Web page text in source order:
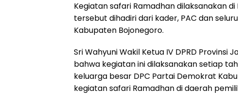
Kegiatan safari Ramadhan dilaksanakan
tersebut dihadiri dari kader, PAC dan
Kabupaten Bojonegoro.
Sri Wahyuni Wakil Ketua IV DPRD
bahwa kegiatan ini dilaksanakan setiap
keluarga besar DPC Partai Demokrat
kegiatan safari Ramadhan di daerah